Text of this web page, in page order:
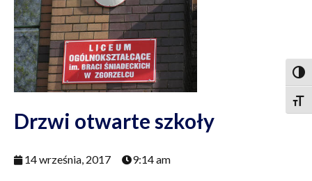
Drzwi otwarte szkoły
14 września, 2017 9:14 am